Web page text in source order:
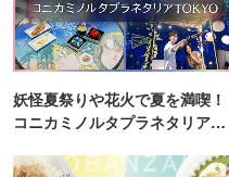
妖怪夏祭りや花火で夏を満喫！
コニカミノルタプラネタリア